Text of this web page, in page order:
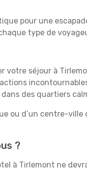
pour une
type de
votre séjour à
des quartiers
ou d’un centre-
?
à Tirlemont ne